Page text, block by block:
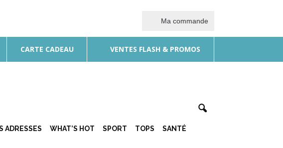
Ma commande
CARTE CADEAU VENTES FLASH & PROMOS
ADRESSES WHAT’S HOT SPORT TOPS SANTÉ